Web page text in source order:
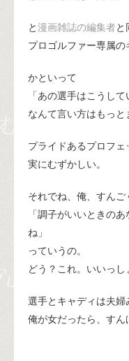
と漫画雑誌の編集者と
プロゴルファー専属の
かといって
「あの選手はこうして
なんて言い方はもっと
プライドあるプロフェ
実にむずかしい。
それでね、俺、すんご
「調子がいいときの
ね」
っていうの。
どう？これ。いいっし
選手とキャディは夫婦
俺が女だったら、すん